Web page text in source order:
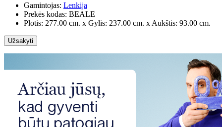
Gamintojas: Lenkija
Prekės kodas: BEALE
Plotis: 277.00 cm. x Gylis: 237.00 cm. x Aukštis: 93.00 cm.
Užsakyti